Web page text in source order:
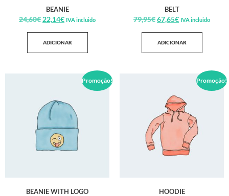
BEANIE
24,60€ 22,14€ IVA incluido
ADICIONAR
BELT
79,95€67,65€ IVA incluido
ADICIONAR
Promoção!
BEANIE WITH LOGO
Promoção!
HOODIE